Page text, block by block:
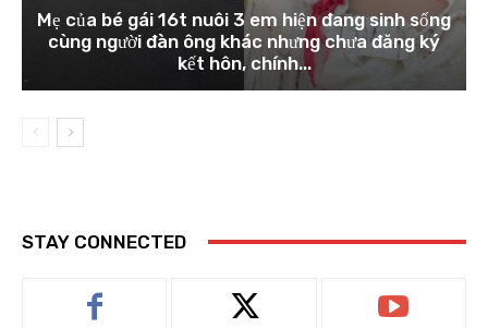
Mẹ của bé gái 16t nuôi 3 em hiện đang sinh sống
cùng người đàn ông khác nhưng chưa đăng ký
kết hôn, chính...
STAY CONNECTED